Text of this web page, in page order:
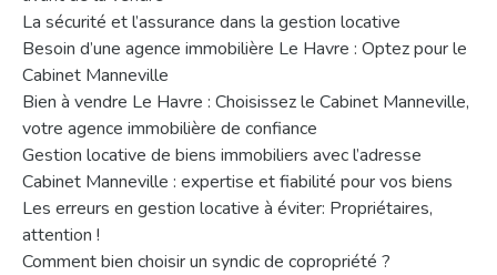
La sécurité et l’assurance dans la gestion locative
Besoin d’une agence immobilière Le Havre : Optez pour le
Cabinet Manneville
Bien à vendre Le Havre : Choisissez le Cabinet Manneville,
votre agence immobilière de confiance
Gestion locative de biens immobiliers avec l’adresse
Cabinet Manneville : expertise et fiabilité pour vos biens
Les erreurs en gestion locative à éviter: Propriétaires,
attention !
Comment bien choisir un syndic de copropriété ?